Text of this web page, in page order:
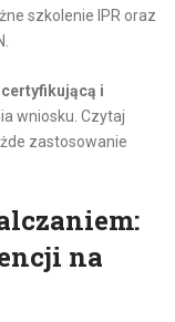
szkolenie IPR oraz
i
wniosku. Czytaj
zastosowanie
na